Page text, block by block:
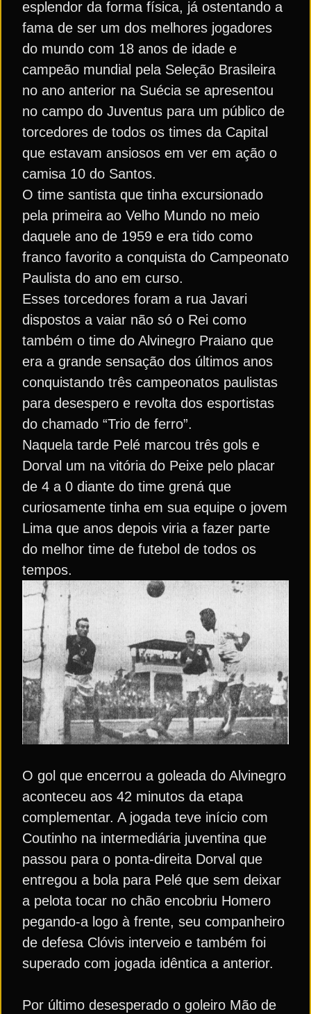
esplendor da forma física, já ostentando a
fama de ser um dos melhores jogadores
do mundo com 18 anos de idade e
campeão mundial pela Seleção Brasileira
no ano anterior na Suécia se apresentou
no campo do Juventus para um público de
torcedores de todos os times da Capital
que estavam ansiosos em ver em ação o
camisa 10 do Santos.
O time santista que tinha excursionado
pela primeira ao Velho Mundo no meio
daquele ano de 1959 e era tido como
franco favorito a conquista do Campeonato
Paulista do ano em curso.
Esses torcedores foram a rua Javari
dispostos a vaiar não só o Rei como
também o time do Alvinegro Praiano que
era a grande sensação dos últimos anos
conquistando três campeonatos paulistas
para desespero e revolta dos esportistas
do chamado “Trio de ferro”.
Naquela tarde Pelé marcou três gols e
Dorval um na vitória do Peixe pelo placar
de 4 a 0 diante do time grená que
curiosamente tinha em sua equipe o jovem
Lima que anos depois viria a fazer parte
do melhor time de futebol de todos os
tempos.
O gol que encerrou a goleada do Alvinegro
aconteceu aos 42 minutos da etapa
complementar. A jogada teve início com
Coutinho na intermediária juventina que
passou para o ponta-direita Dorval que
entregou a bola para Pelé que sem deixar
a pelota tocar no chão encobriu Homero
pegando-a logo à frente, seu companheiro
de defesa Clóvis interveio e também foi
superado com jogada idêntica a anterior.
Por último desesperado o goleiro Mão de